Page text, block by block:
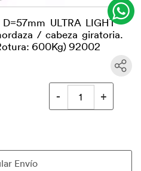
ULTRA LIGHT -
/ cabeza giratoria.
600Kg) 92002